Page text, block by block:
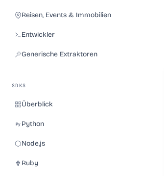
Reisen, Events & Immobilien
Entwickler
Generische Extraktoren
SDKS
Überblick
Python
Node.js
Ruby